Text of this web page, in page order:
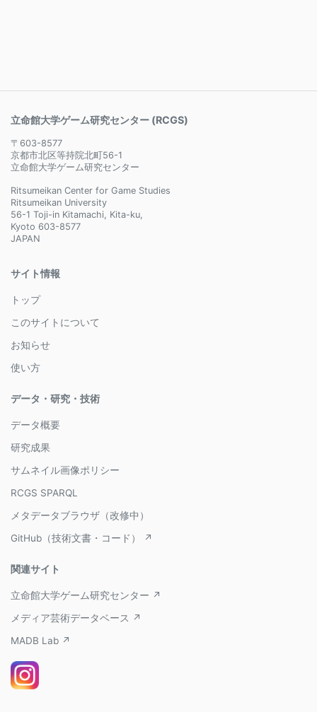
立命館大学ゲーム研究センター (RCGS)
〒603-8577
京都市北区等持院北町56-1
立命館大学ゲーム研究センター
Ritsumeikan Center for Game Studies
Ritsumeikan University
56-1 Toji-in Kitamachi, Kita-ku,
Kyoto 603-8577
JAPAN
サイト情報
トップ
このサイトについて
お知らせ
使い方
データ・研究・技術
データ概要
研究成果
サムネイル画像ポリシー
RCGS SPARQL
メタデータブラウザ（改修中）
GitHub（技術文書・コード） ↗
関連サイト
立命館大学ゲーム研究センター ↗
メディア芸術データベース ↗
MADB Lab ↗